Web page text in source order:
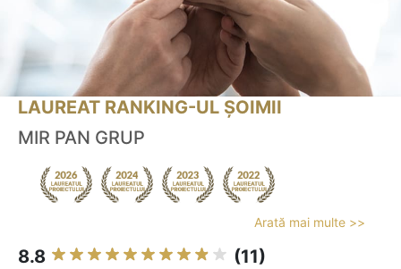
LAUREAT RANKING-UL ȘOIMII
MIR PAN GRUP
Arată mai multe >>
8.8 (11)